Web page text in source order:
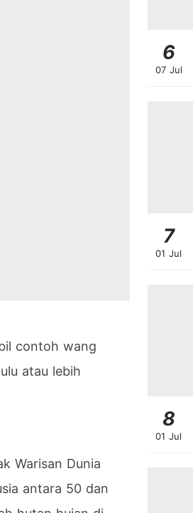
contoh wang
atau lebih
Warisan Dunia
antara 50 dan
6
07 Jul
7
01 Jul
8
01 Jul